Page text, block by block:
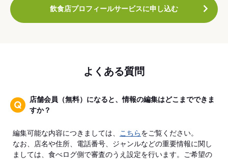
飲食店プロフィールサービスに申し込む
よくある質問
店舗会員（無料）になると、情報の編集はどこまでできま
すか？
編集可能な内容につきましては、 こちらをご覧ください。
なお、店名や住所、電話番号、ジャンルなどの重要情報に関し
ましては、食べログ側で審査のうえ設定を行います。ご希望の